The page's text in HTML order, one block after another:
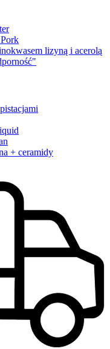
lizyną i acerolą
+ ceramidy